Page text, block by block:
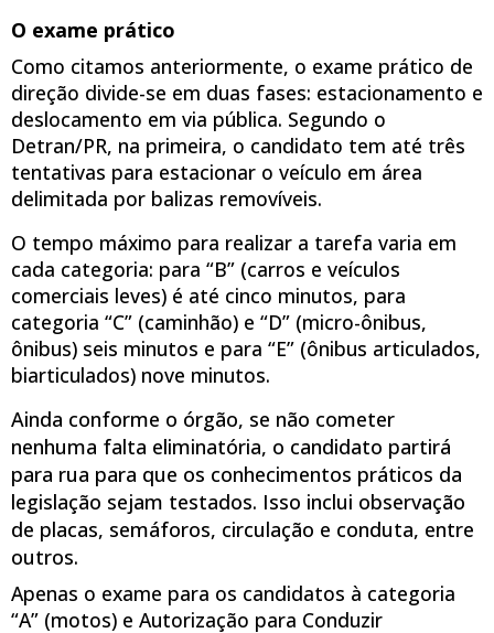
O exame prático
Como citamos anteriormente, o exame prático de
direção divide-se em duas fases: estacionamento e
deslocamento em via pública. Segundo o
Detran/PR, na primeira, o candidato tem até três
tentativas para estacionar o veículo em área
delimitada por balizas removíveis.
O tempo máximo para realizar a tarefa varia em
cada categoria: para “B” (carros e veículos
comerciais leves) é até cinco minutos, para
categoria “C” (caminhão) e “D” (micro-ônibus,
ônibus) seis minutos e para “E” (ônibus articulados,
biarticulados) nove minutos.
Ainda conforme o órgão, se não cometer
nenhuma falta eliminatória, o candidato partirá
para rua para que os conhecimentos práticos da
legislação sejam testados. Isso inclui observação
de placas, semáforos, circulação e conduta, entre
outros.
Apenas o exame para os candidatos à categoria
“A” (motos) e Autorização para Conduzir